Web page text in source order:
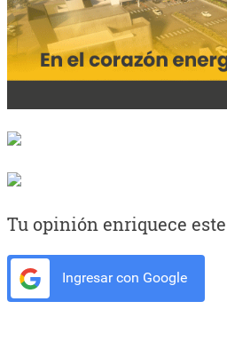
Tu opinión enriquece
Ingresar con Google